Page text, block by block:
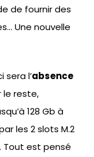
de fournir des
Une nouvelle
sera l’absence
le reste,
128 Gb à
les 2 slots M.2
est pensé